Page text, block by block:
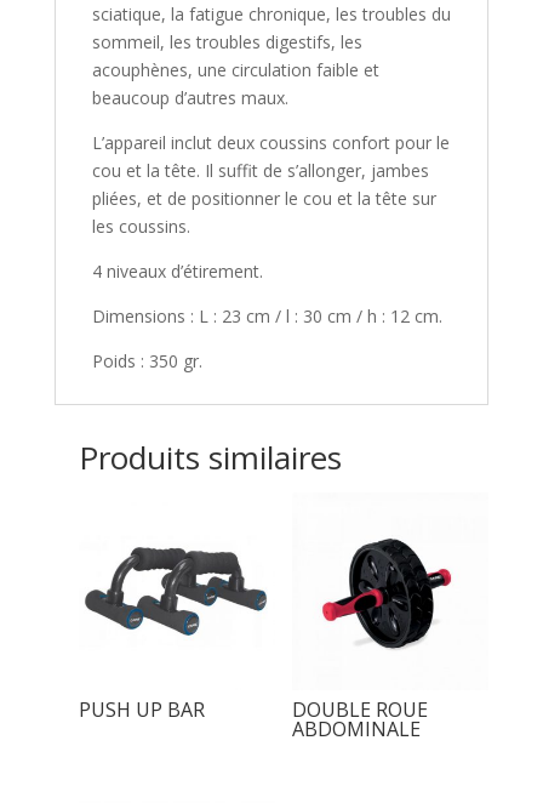
sciatique, la fatigue chronique, les troubles du
sommeil, les troubles digestifs, les
acouphènes, une circulation faible et
beaucoup d’autres maux.
L’appareil inclut deux coussins confort pour le
cou et la tête. Il suffit de s’allonger, jambes
pliées, et de positionner le cou et la tête sur
les coussins.
4 niveaux d’étirement.
Dimensions : L : 23 cm / l : 30 cm / h : 12 cm.
Poids : 350 gr.
Produits similaires
PUSH UP BAR DOUBLE ROUE
ABDOMINALE